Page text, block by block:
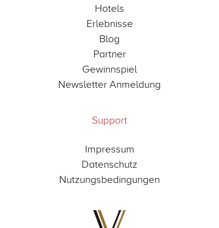
Hotels
Erlebnisse
Blog
Partner
Gewinnspiel
Newsletter Anmeldung
Support
Impressum
Datenschutz
Nutzungsbedingungen